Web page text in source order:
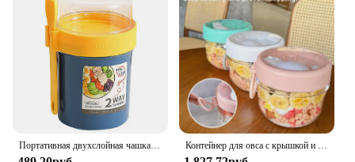
Features:
**Unmatched Style and Functionality**
Elevate your morning routine with the iPhone 16 Oz
Oatmeal Кружки, a perfect blend of style and
functionality. Designed with the iPhone enthusiast
in mind, these kruzhki feature a sleek, modern
aesthetic that mirrors the iconic design of the
iPhone. The high-quality ceramic material ensures